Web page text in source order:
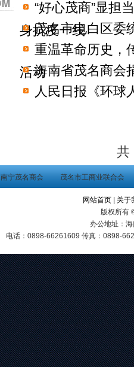
“好心茂商”显担
身抗疫一线
茂名市电白区委
重温革命历史，
活动海南省茂名商会
人民日报《环球
共
南宁茂名商会 茂名市工商业联合会
网站首页
关于
版权所有
办公地址：
电话：0898-66261609 传真：0898-